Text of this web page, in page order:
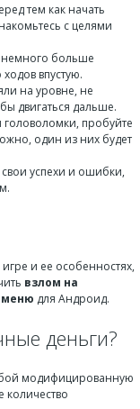
тем как начать
с целями
больше
впустую.
на уровне, не
двигаться дальше.
пробуйте
один из них будет
успехи и ошибки,
и ее особенностях,
взлом на
для Андроид.
деньги?
модифицированную
количество